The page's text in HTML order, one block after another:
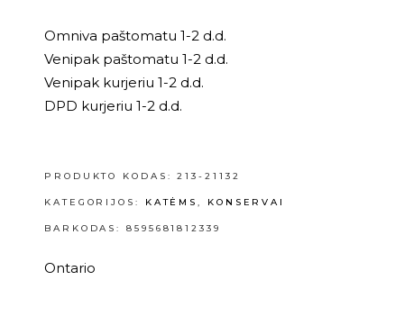
Omniva paštomatu 1-2 d.d.
Venipak paštomatu 1-2 d.d.
Venipak kurjeriu 1-2 d.d.
DPD kurjeriu 1-2 d.d.
PRODUKTO KODAS:213-21132
KATEGORIJOS: KATĖMS, KONSERVAI
BARKODAS: 8595681812339
Ontario